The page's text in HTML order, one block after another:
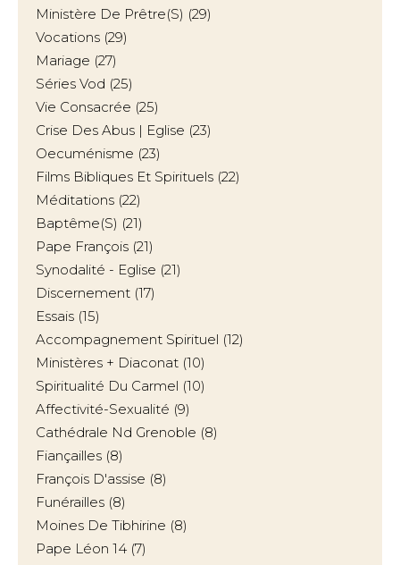
Ministère De Prêtre(s) (29)
Vocations (29)
Mariage (27)
Séries Vod (25)
Vie Consacrée (25)
Crise Des Abus | Eglise (23)
Oecuménisme (23)
Films Bibliques Et Spirituels (22)
Méditations (22)
Baptême(s) (21)
Pape François (21)
Synodalité - Eglise (21)
Discernement (17)
Essais (15)
Accompagnement Spirituel (12)
Ministères + Diaconat (10)
Spiritualité Du Carmel (10)
Affectivité-Sexualité (9)
Cathédrale Nd Grenoble (8)
Fiançailles (8)
François D'assise (8)
Funérailles (8)
Moines De Tibhirine (8)
Pape Léon 14 (7)